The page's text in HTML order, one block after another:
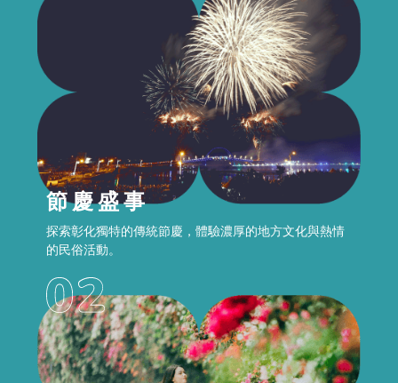
節慶盛事
探索彰化獨特的傳統節慶，體驗濃厚的地方文化與熱情
的民俗活動。